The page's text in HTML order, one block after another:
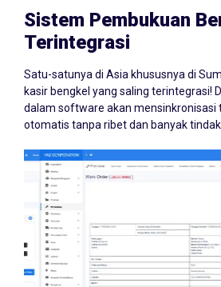
Sistem Pembukuan
Terintegrasi
Satu-satunya di Asia khususnya di
kasir bengkel yang saling terintegrasi!
dalam software akan mensinkronisasi
otomatis tanpa ribet dan banyak